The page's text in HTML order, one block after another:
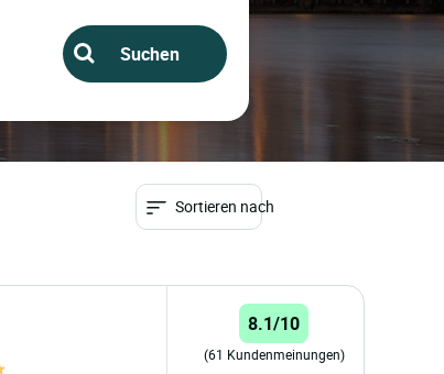
Sortieren nach
8.1/10
(61 Kundenmeinungen)